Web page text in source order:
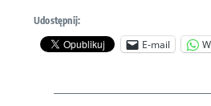
Udostępnij:
E-mail